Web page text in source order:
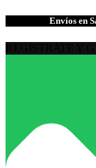
Envíos en